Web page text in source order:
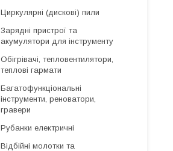
Циркулярні (дискові) пили
Зарядні пристрої та
акумулятори для інструменту
Обігрівачі, тепловентилятори,
теплові гармати
Багатофункціональні
інструменти, реноватори,
гравери
Рубанки електричні
Відбійні молотки та